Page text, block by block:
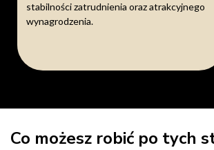
stabilności zatrudnienia oraz atrakcyjnego
wynagrodzenia.
Co możesz robić po tych